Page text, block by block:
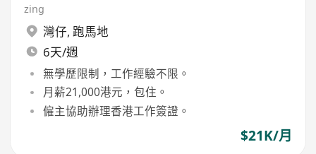
zing
灣仔, 跑馬地
6天/週
無學歷限制，工作經驗不限。
月薪21,000港元，包住。
僱主協助辦理香港工作簽證。
$21K/月